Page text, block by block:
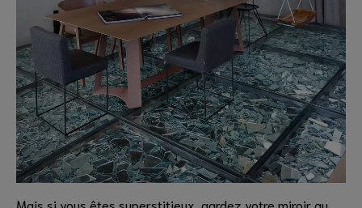
Mais si vous êtes superstitieux, gardez votre miroir au